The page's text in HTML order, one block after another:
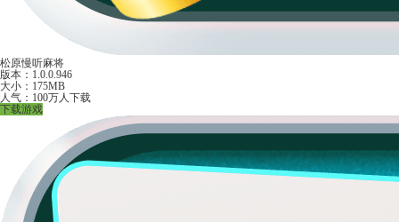
松原慢听麻将
版本：1.0.0.946
大小：175MB
人气：100万人下载
下载游戏